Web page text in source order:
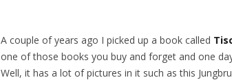
A couple of years ago I picked up a book called
one of those books you buy and forget and one
Well, it has a lot of pictures in it such as this